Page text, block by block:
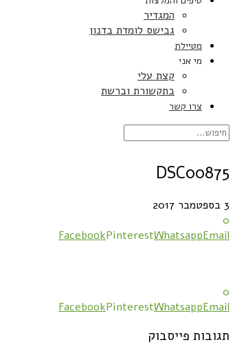
המגדיר
גבישס לומדת בדנון
מטיילת
מי אני
קצת עלי
בתקשורת וברשת
צרו קשר
DSC00875
3 בספטמבר 2017
0
FacebookPinterestWhatsappEmail
0
FacebookPinterestWhatsappEmail
תגובות פייסבוק